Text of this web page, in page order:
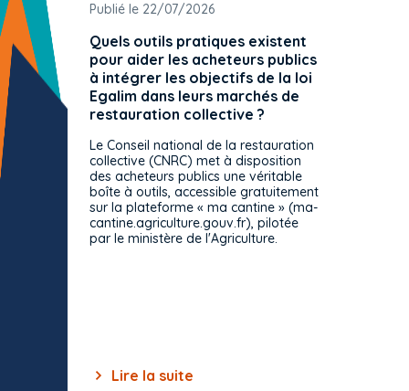
Publié le 22/07/2026
Quels outils pratiques existent
pour aider les acheteurs publics
à intégrer les objectifs de la loi
Egalim dans leurs marchés de
restauration collective ?
Le Conseil national de la restauration
collective (CNRC) met à disposition
des acheteurs publics une véritable
boîte à outils, accessible gratuitement
sur la plateforme « ma cantine » (ma-
cantine.agriculture.gouv.fr), pilotée
par le ministère de l'Agriculture.
Lire la suite